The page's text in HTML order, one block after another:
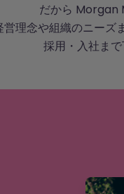
だから Morgan
営理念や組織のニーズ
採用・入社まで